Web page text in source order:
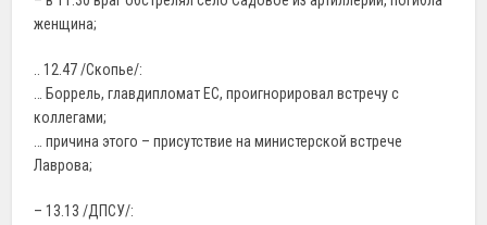
женщина;
.. 12.47 /Скопье/:
… Боррель, главдипломат ЕС, проигнорировал встречу с
коллегами;
… причина этого – присутствие на министерской встрече
Лаврова;
– 13.13 /ДПСУ/: